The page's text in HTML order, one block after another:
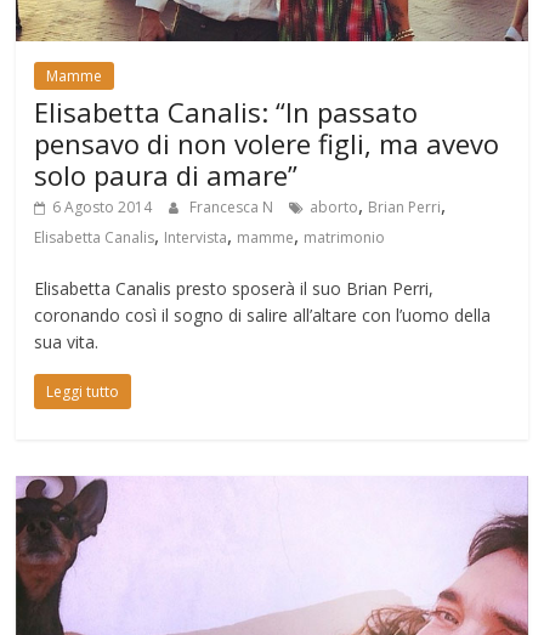
Mamme
Elisabetta Canalis: “In passato
pensavo di non volere figli, ma avevo
solo paura di amare”
6 Agosto 2014 Francesca N aborto, Brian Perri,
Elisabetta Canalis, Intervista, mamme, matrimonio
Elisabetta Canalis presto sposerà il suo Brian Perri,
coronando così il sogno di salire all’altare con l’uomo della
sua vita.
Leggi tutto